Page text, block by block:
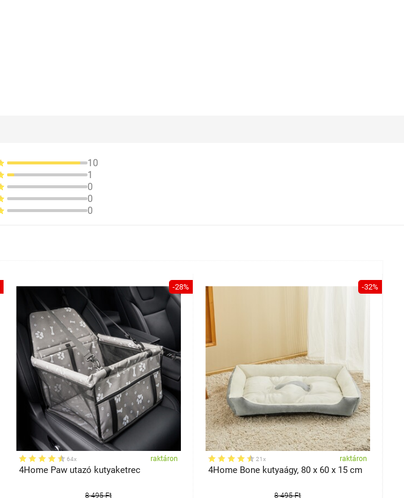
10
1
0
0
0
-28%
64x raktáron
4Home Paw utazó kutyaketrec
8 495 Ft
-32%
21x raktáron
4Home Bone kutyaágy, 80 x 60 x 15 cm
8 495 Ft